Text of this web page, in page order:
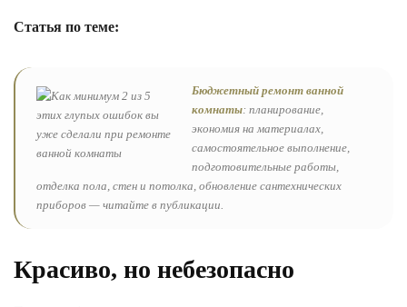
Статья по теме:
Бюджетный ремонт ванной
комнаты: планирование,
экономия на материалах,
самостоятельное выполнение,
подготовительные работы,
отделка пола, стен и потолка, обновление сантехнических
приборов — читайте в публикации.
Красиво, но небезопасно